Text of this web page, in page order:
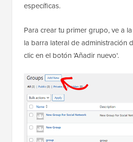
específicas.
Para crear tu primer grupo, ve a
la barra lateral de administración
clic en el botón 'Añadir nuevo'.